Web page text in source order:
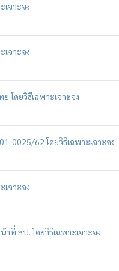
จาะจง
จาะจง
โดยวิธีเฉพาะเจาะจง
0025/62 โดยวิธีเฉพาะเจาะจง
จาะจง
ที่ สป. โดยวิธีเฉพาะเจาะจง